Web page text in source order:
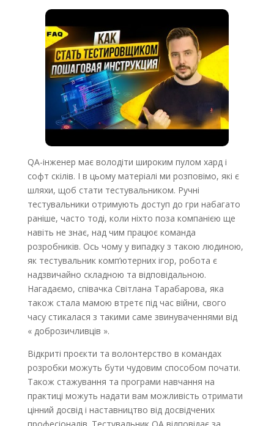
QA-інженер має володіти широким пулом хард і
софт скілів. І в цьому матеріалі ми розповімо, які є
шляхи, щоб стати тестувальником. Ручні
тестувальники отримують доступ до гри набагато
раніше, часто тоді, коли ніхто поза компанією ще
навіть не знає, над чим працює команда
розробників. Ось чому у випадку з такою людиною,
як тестувальник комп’ютерних ігор, робота є
надзвичайно складною та відповідальною.
Нагадаємо, співачка Світлана Тарабарова, яка
також стала мамою втретє під час війни, свого
часу стикалася з такими саме звинуваченнями від
« доброзичливців ».
Відкриті проєкти та волонтерство в командах
розробки можуть бути чудовим способом почати.
Також стажування та програми навчання на
практиці можуть надати вам можливість отримати
цінний досвід і наставництво від досвідчених